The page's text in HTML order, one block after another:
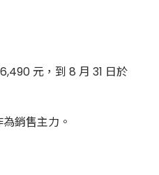
元，到 8 月 31 日於
銷售主力。